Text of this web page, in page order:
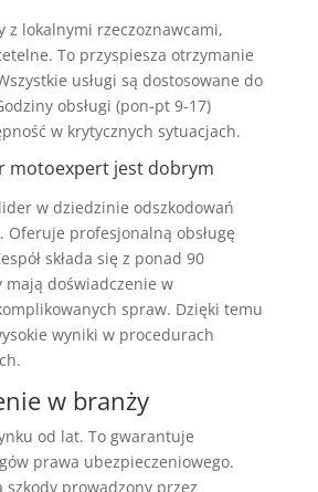
z lokalnymi rzeczoznawcami,
To przyspiesza otrzymanie
usługi są dostosowane do
obsługi (pon-pt 9-17)
w krytycznych sytuacjach.
motoexpert jest dobrym
lider w dziedzinie odszkodowań
Oferuje profesjonalną obsługę
składa się z ponad 90
mają doświadczenie w
spraw. Dzięki temu
wyniki w procedurach
w branży
od lat. To gwarantuje
prawa ubezpieczeniowego.
szkody prowadzony przez